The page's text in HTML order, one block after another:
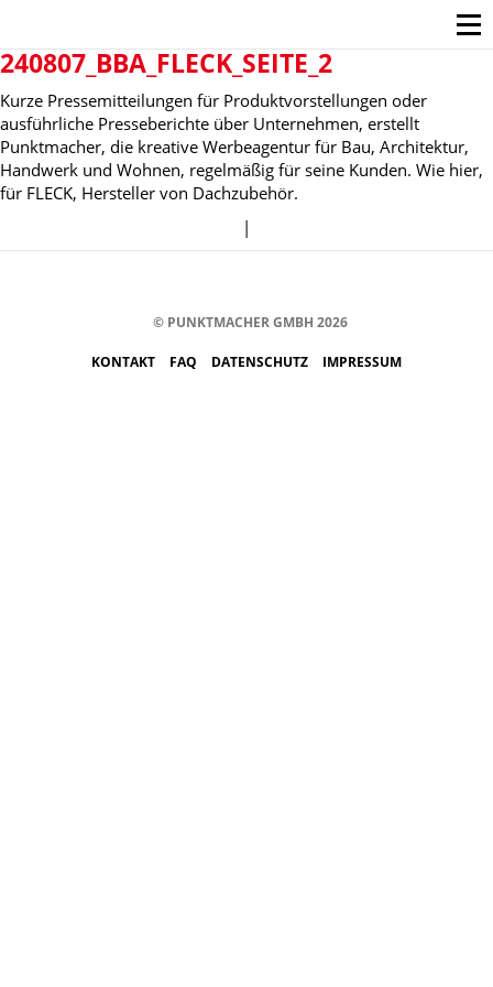
240807_BBA_FLECK_SEITE_2
Kurze Pressemitteilungen für Produktvorstellungen oder
ausführliche Presseberichte über Unternehmen, erstellt
Punktmacher, die kreative Werbeagentur für Bau, Architektur,
Handwerk und Wohnen, regelmäßig für seine Kunden. Wie hier,
für FLECK, Hersteller von Dachzubehör.
|
© PUNKTMACHER GMBH 2026
KONTAKT FAQ DATENSCHUTZ IMPRESSUM